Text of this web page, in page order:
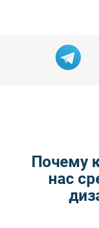
Почему
нас